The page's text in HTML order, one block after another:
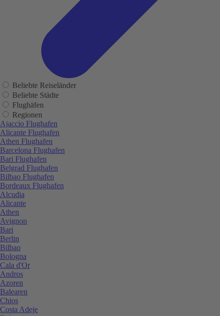
Beliebte Reiseländer
Beliebte Städte
Flughäfen
Regionen
Ajaccio Flughafen
Alicante Flughafen
Athen Flughafen
Barcelona Flughafen
Bari Flughafen
Belgrad Flughafen
Bilbao Flughafen
Bordeaux Flughafen
Alcudia
Alicante
Athen
Avignon
Bari
Berlin
Bilbao
Bologna
Cala d'Or
Andros
Azoren
Balearen
Chios
Costa Adeje